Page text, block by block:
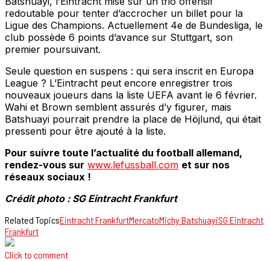
redoutable pour tenter d’accrocher un billet pour la
Ligue des Champions. Actuellement 4e de Bundesliga, le
club possède 6 points d’avance sur Stuttgart, son
premier poursuivant.
Seule question en suspens : qui sera inscrit en Europa
League ? L’Eintracht peut encore enregistrer trois
nouveaux joueurs dans la liste UEFA avant le 6 février.
Wahi et Brown semblent assurés d’y figurer, mais
Batshuayi pourrait prendre la place de Höjlund, qui était
pressenti pour être ajouté à la liste.
Pour suivre toute l’actualité du football allemand,
rendez-vous sur www.lefussball.com et sur nos
réseaux sociaux !
Crédit photo : SG Eintracht Frankfurt
Related TopicsEintracht FrankfurtMercatoMichy BatshuayiSG Eintracht
Frankfurt
Click to comment